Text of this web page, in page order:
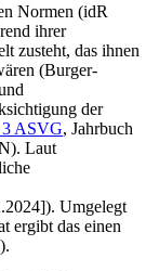
Normen (idR
ihrer
zusteht, das ihnen
(Burger-
der
3 ASVG, Jahrbuch
Laut
Umgelegt
ergibt das einen